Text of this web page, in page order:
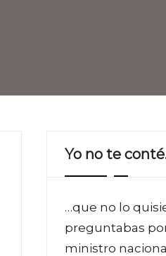
Yo no te
…que no lo
preguntabas
ministro